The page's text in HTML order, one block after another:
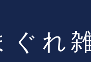
ぐれ